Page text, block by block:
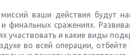
ваши действия будут
сражениях.
участвовать и какие виды
во всей операции,